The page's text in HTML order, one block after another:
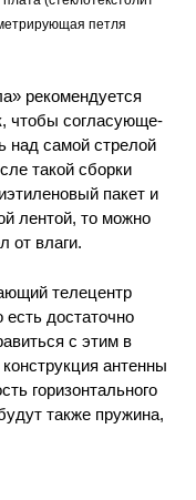
петля
рекомендуется
чтобы согласующе-
над самой стрелой
такой сборки
пакет и
лентой, то можно
от влаги.
телецентр
достаточно
с этим в
антенны
горизонтального
также пружина,